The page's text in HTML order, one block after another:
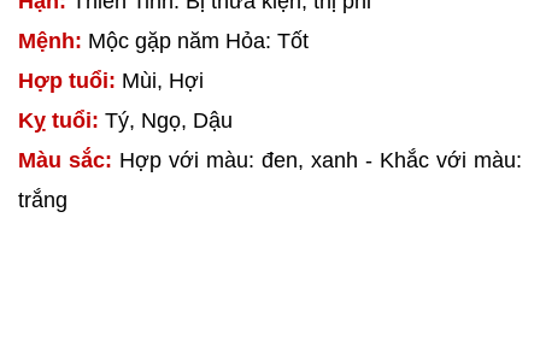
Mệnh: Mộc gặp năm Hỏa: Tốt
Hợp tuổi: Mùi, Hợi
Kỵ tuổi: Tý, Ngọ, Dậu
Màu sắc: Hợp với màu: đen, xanh - Khắc với màu:
trắng